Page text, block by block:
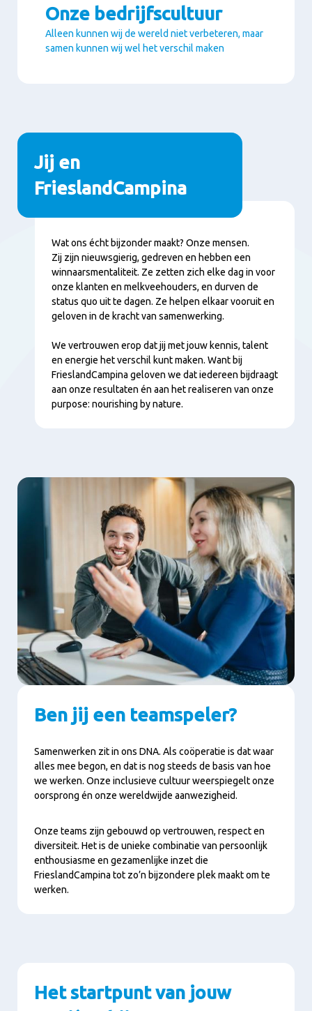
Onze bedrijfscultuur
Alleen kunnen wij de wereld niet verbeteren, maar
samen kunnen wij wel het verschil maken
Paragrafen
Jij en
FrieslandCampina
Inhoud
Wat ons écht bijzonder maakt? Onze mensen.
Zij zijn nieuwsgierig, gedreven en hebben een
winnaarsmentaliteit. Ze zetten zich elke dag in voor
onze klanten en melkveehouders, en durven de
status quo uit te dagen. Ze helpen elkaar vooruit en
geloven in de kracht van samenwerking.
We vertrouwen erop dat jij met jouw kennis, talent
en energie het verschil kunt maken. Want bij
FrieslandCampina geloven we dat iedereen bijdraagt
aan onze resultaten én aan het realiseren van onze
purpose: nourishing by nature.
Ben jij een teamspeler?
Samenwerken zit in ons DNA. Als coöperatie is dat waar
alles mee begon, en dat is nog steeds de basis van hoe
we werken. Onze inclusieve cultuur weerspiegelt onze
oorsprong én onze wereldwijde aanwezigheid.
Onze teams zijn gebouwd op vertrouwen, respect en
diversiteit. Het is de unieke combinatie van persoonlijk
enthousiasme en gezamenlijke inzet die
FrieslandCampina tot zo’n bijzondere plek maakt om te
werken.
Het startpunt van jouw